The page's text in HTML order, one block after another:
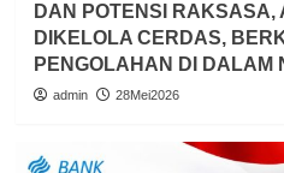
DAN POTENSI RAKSASA,
DIKELOLA CERDAS,
PENGOLAHAN DI DALAM
admin 28Mei2026